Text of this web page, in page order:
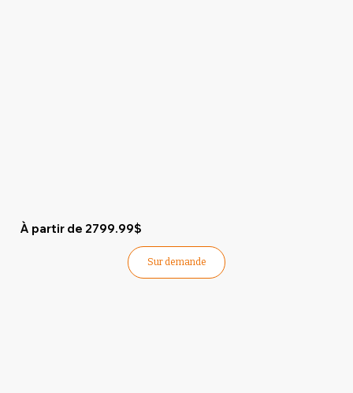
À partir de 2799.99$
Sur demande